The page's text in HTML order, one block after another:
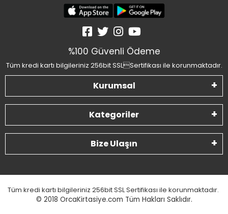
%100 Güvenli Ödeme
Tüm kredi kartı bilgileriniz 256bit SSLSertifikası ile korunmaktadır.
Kurumsal
Kategoriler
Bize Ulaşın
Tüm kredi kartı bilgileriniz 256bit SSL Sertifikası ile korunmaktadır.
© 2018 OrcaKirtasiye.com Tüm Hakları Saklıdır.